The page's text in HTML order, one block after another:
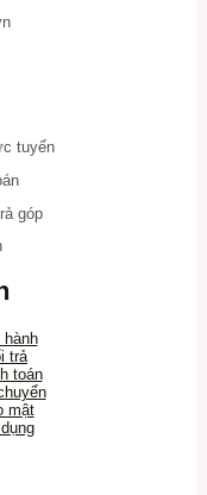
tuyến
góp
trả
toán
mật